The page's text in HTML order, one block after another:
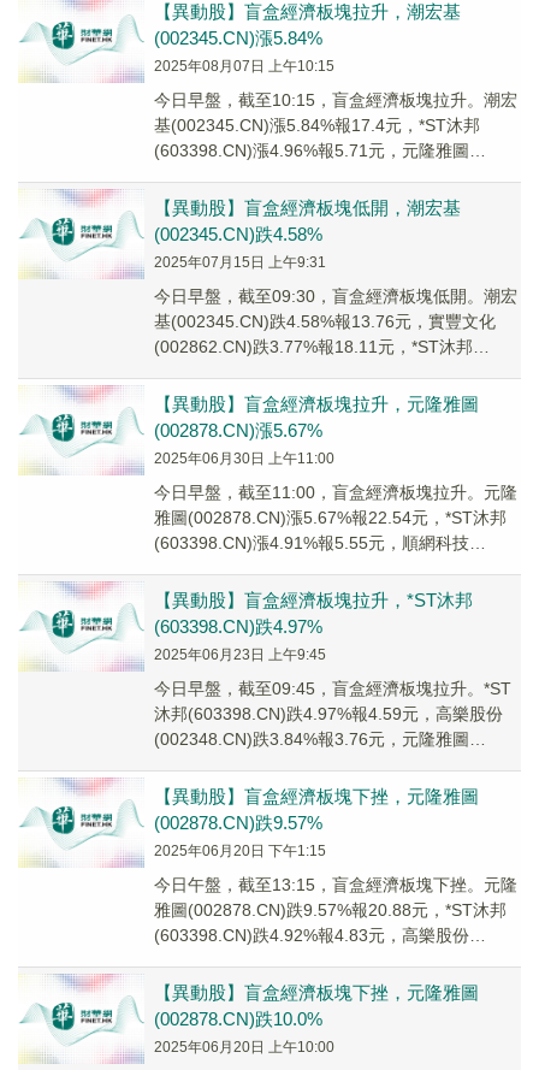
【異動股】盲盒經濟板塊拉升，潮宏基
(002345.CN)漲5.84%
2025年08月07日 上午10:15
今日早盤，截至10:15，盲盒經濟板塊拉升。潮宏
基(002345.CN)漲5.84%報17.4元，*ST沐邦
(603398.CN)漲4.96%報5.71元，元隆雅圖
【異動股】盲盒經濟板塊低開，潮宏基
(002345.CN)跌4.58%
2025年07月15日 上午9:31
今日早盤，截至09:30，盲盒經濟板塊低開。潮宏
基(002345.CN)跌4.58%報13.76元，實豐文化
(002862.CN)跌3.77%報18.11元，*ST沐邦
【異動股】盲盒經濟板塊拉升，元隆雅圖
(002878.CN)漲5.67%
2025年06月30日 上午11:00
今日早盤，截至11:00，盲盒經濟板塊拉升。元隆
雅圖(002878.CN)漲5.67%報22.54元，*ST沐邦
(603398.CN)漲4.91%報5.55元，順網科技
【異動股】盲盒經濟板塊拉升，*ST沐邦
(603398.CN)跌4.97%
2025年06月23日 上午9:45
今日早盤，截至09:45，盲盒經濟板塊拉升。*ST
沐邦(603398.CN)跌4.97%報4.59元，高樂股份
(002348.CN)跌3.84%報3.76元，元隆雅圖
【異動股】盲盒經濟板塊下挫，元隆雅圖
(002878.CN)跌9.57%
2025年06月20日 下午1:15
今日午盤，截至13:15，盲盒經濟板塊下挫。元隆
雅圖(002878.CN)跌9.57%報20.88元，*ST沐邦
(603398.CN)跌4.92%報4.83元，高樂股份
【異動股】盲盒經濟板塊下挫，元隆雅圖
(002878.CN)跌10.0%
2025年06月20日 上午10:00